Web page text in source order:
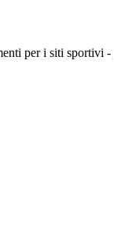
per i siti sportivi -